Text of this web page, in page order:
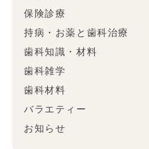
保険診療
持病・お薬と歯科治療
歯科知識・材料
歯科雑学
歯科材料
バラエティー
お知らせ